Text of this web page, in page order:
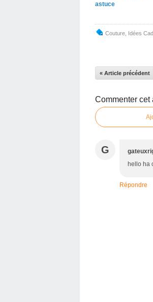
astuce
Couture Idées
« Article précédent
Commenter cet
G
hello ha
Répondre